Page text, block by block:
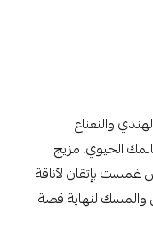
والنعناع
الحيوي، مزيج
بإتقان لأناقة
لنهاية قصة